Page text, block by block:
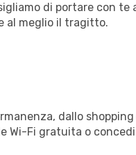
di portare con
al meglio il tragitto.
dallo
Wi-Fi gratuita o